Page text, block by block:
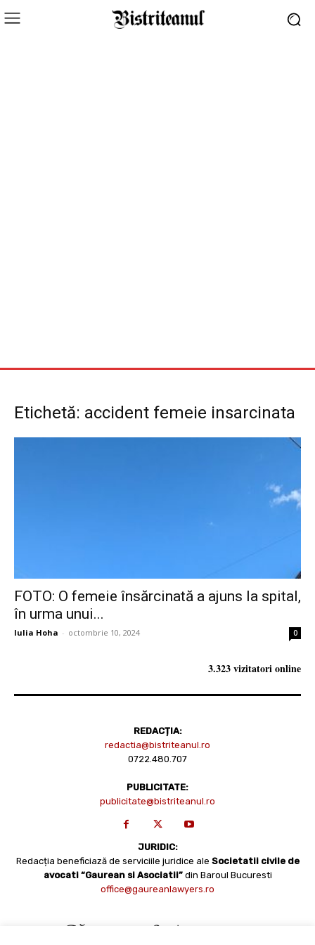
Etichetă: accident femeie insarcinata
FOTO: O femeie însărcinată a ajuns la spital,
în urma unui...
Iulia Hoha - octombrie 10, 2024 0
3.323 vizitatori online
REDACȚIA:
redactia@bistriteanul.ro
0722.480.707
PUBLICITATE:
publicitate@bistriteanul.ro
JURIDIC:
Redacția beneficiază de serviciile juridice ale Societatii civile de
avocati “Gaurean si Asociatii” din Baroul Bucuresti
office@gaureanlawyers.ro